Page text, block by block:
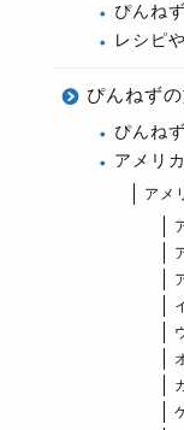
ぴんね
レシピ
ぴんねず
ぴんね
アメリ
アメ